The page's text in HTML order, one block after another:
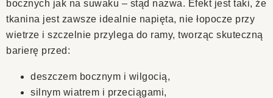
bocznych jak na suwaku – stąd nazwa. Efekt jest taki, że
tkanina jest zawsze idealnie napięta, nie łopocze przy
wietrze i szczelnie przylega do ramy, tworząc skuteczną
barierę przed:
deszczem bocznym i wilgocią,
silnym wiatrem i przeciągami,